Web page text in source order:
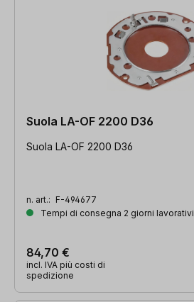
Suola LA-OF 2200 D36
Suola LA-OF 2200 D36
n. art.: F-494677
Tempi di consegna 2 giorni lavorativi
84,70 €
incl. IVA più costi di
spedizione